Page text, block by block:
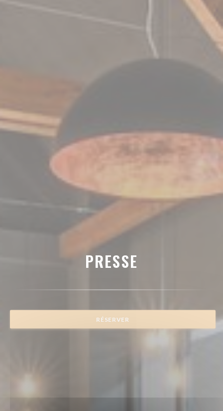
PRESSE
RÉSERVER